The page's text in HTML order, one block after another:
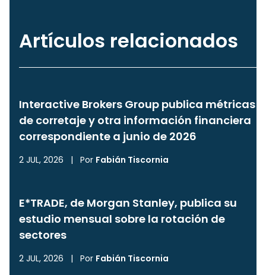
Artículos relacionados
Interactive Brokers Group publica métricas
de corretaje y otra información financiera
correspondiente a junio de 2026
2 JUL, 2026 | Por Fabián Tiscornia
E*TRADE, de Morgan Stanley, publica su
estudio mensual sobre la rotación de
sectores
2 JUL, 2026 | Por Fabián Tiscornia